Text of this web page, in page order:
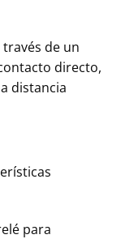
de un
directo,
distancia
para